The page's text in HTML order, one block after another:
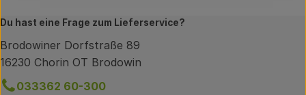
Du hast eine Frage zum Lieferservice?
Brodowiner Dorfstraße 89
16230 Chorin OT Brodowin
033362 60-300